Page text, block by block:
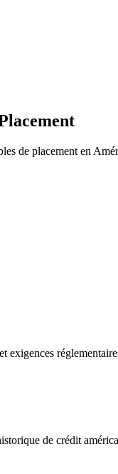
de placement en
exigences
de crédit